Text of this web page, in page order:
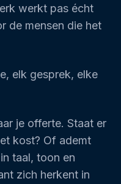
werkt pas écht
de mensen die het
elk gesprek, elke
je offerte. Staat er
kost? Of ademt
taal, toon en
zich herkent in